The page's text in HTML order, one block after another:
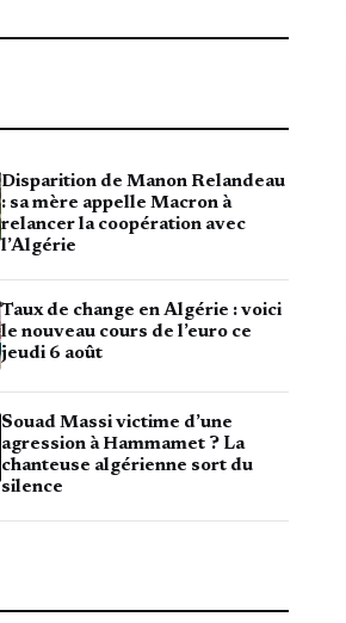
Disparition de Manon Relandeau
: sa mère appelle Macron à
relancer la coopération avec
l’Algérie
Taux de change en Algérie : voici
le nouveau cours de l’euro ce
jeudi 6 août
Souad Massi victime d’une
agression à Hammamet ? La
chanteuse algérienne sort du
silence